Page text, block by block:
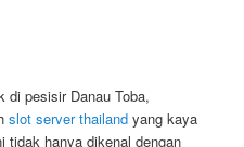
di pesisir Danau Toba,
slot server thailand yang kaya
tidak hanya dikenal dengan